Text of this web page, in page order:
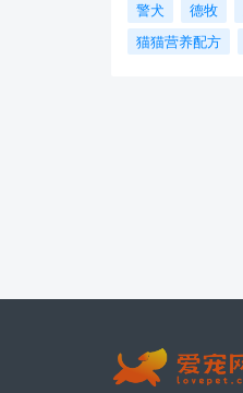
警犬
德牧
猫猫营养配方